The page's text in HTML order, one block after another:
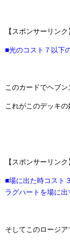
【スポンサーリンク
■光のコスト７以下
このカードでヘブン
これがこのデッキの
【スポンサーリンク
■場に出た時コスト
ラグハートを場に出
そしてこのロージア